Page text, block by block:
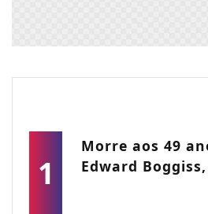
1
Morre aos 49
Edward